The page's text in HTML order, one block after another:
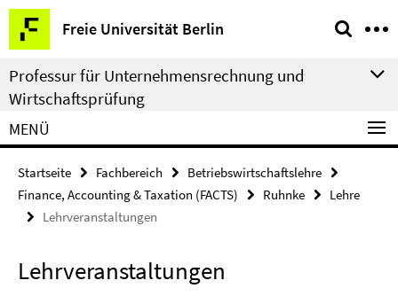
Springe
direkt
zu
Inhalt
Freie Universität Berlin
Service-
Navigation
Professur für Unternehmensrechnung und
Wirtschaftsprüfung
MENÜ
Startseite Fachbereich
Betriebswirtschaftslehre
Finance, Accounting & Taxation (FACTS)
Ruhnke
Lehre
Lehrveranstaltungen
Lehrveranstaltungen